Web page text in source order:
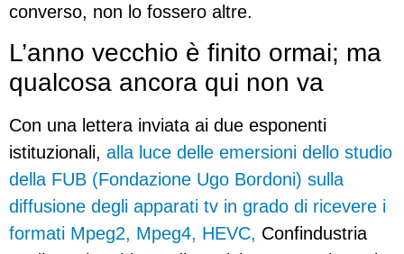
converso, non lo fossero altre.
L’anno vecchio è finito ormai; ma
qualcosa ancora qui non va
Con una lettera inviata ai due esponenti
istituzionali, alla luce delle emersioni dello studio
della FUB (Fondazione Ugo Bordoni) sulla
diffusione degli apparati tv in grado di ricevere i
formati Mpeg2, Mpeg4, HEVC, Confindustria